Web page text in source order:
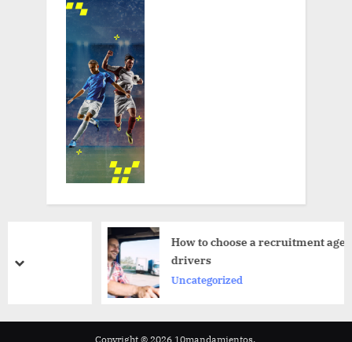
How to choose a recruitment agency for CDL
drivers
Uncategorized
prev
next
Copyright © 2026 10mandamientos.